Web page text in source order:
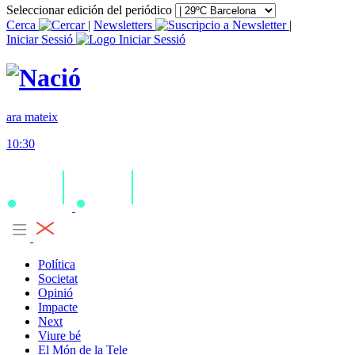
Seleccionar edición del periódico
Cerca
| Newsletters
|
Iniciar Sessió
ara mateix
10:30
Política
Societat
Opinió
Impacte
Next
Viure bé
El Món de la Tele